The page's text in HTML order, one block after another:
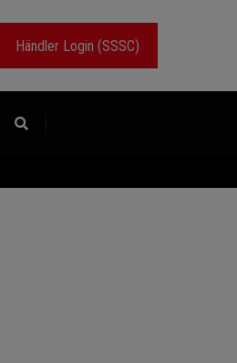
Händler Login (SSSC)